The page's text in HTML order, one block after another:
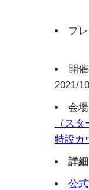
プ
開
2021/
会
（ス
特設カ
詳
公